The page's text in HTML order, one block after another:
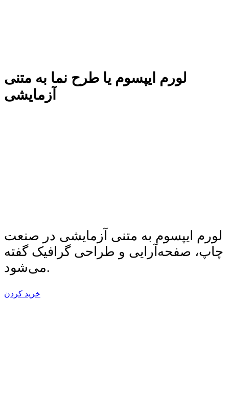
لورم ایپسوم یا طرح‌ نما به متنی
آزمایشی
لورم ایپسوم به متنی آزمایشی در صنعت
چاپ، صفحه‌آرایی و طراحی گرافیک گفته
می‌شود.
خرید کردن